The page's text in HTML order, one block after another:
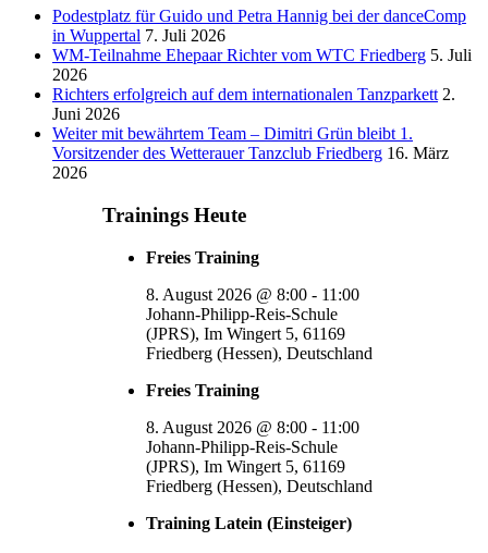
Podestplatz für Guido und Petra Hannig bei der danceComp
in Wuppertal 7. Juli 2026
WM-Teilnahme Ehepaar Richter vom WTC Friedberg 5. Juli
2026
Richters erfolgreich auf dem internationalen Tanzparkett 2.
Juni 2026
Weiter mit bewährtem Team – Dimitri Grün bleibt 1.
Vorsitzender des Wetterauer Tanzclub Friedberg 16. März
2026
Trainings Heute
Freies Training
8. August 2026 @8:00 - 11:00
Johann-Philipp-Reis-Schule
(JPRS), Im Wingert 5, 61169
Friedberg (Hessen), Deutschland
Freies Training
8. August 2026 @8:00 - 11:00
Johann-Philipp-Reis-Schule
(JPRS), Im Wingert 5, 61169
Friedberg (Hessen), Deutschland
Training Latein (Einsteiger)